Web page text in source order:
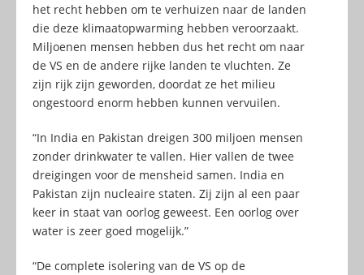
het recht hebben om te verhuizen naar de landen
die deze klimaatopwarming hebben veroorzaakt.
Miljoenen mensen hebben dus het recht om naar
de VS en de andere rijke landen te vluchten. Ze
zijn rijk zijn geworden, doordat ze het milieu
ongestoord enorm hebben kunnen vervuilen.
“In India en Pakistan dreigen 300 miljoen mensen
zonder drinkwater te vallen. Hier vallen de twee
dreigingen voor de mensheid samen. India en
Pakistan zijn nucleaire staten. Zij zijn al een paar
keer in staat van oorlog geweest. Een oorlog over
water is zeer goed mogelijk.”
“De complete isolering van de VS op de